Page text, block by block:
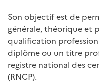
Son objectif est de
générale, théorique et
qualification
diplôme ou un titre
registre national des
(RNCP).